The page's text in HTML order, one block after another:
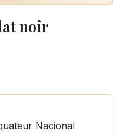
noir
Nacional